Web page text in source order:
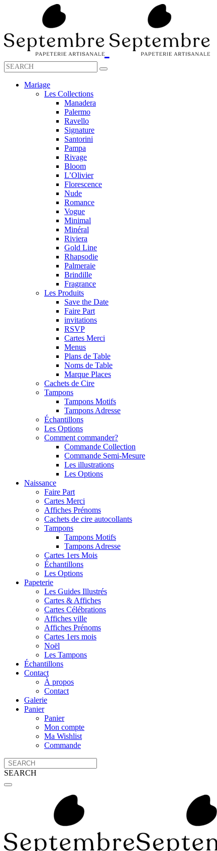
Mariage
Les Collections
Manadera
Palermo
Ravello
Signature
Santorini
Pampa
Rivage
Bloom
L’Olivier
Florescence
Nude
Romance
Vogue
Minimal
Minéral
Riviera
Gold Line
Rhapsodie
Palmeraie
Brindille
Fragrance
Les Produits
Save the Date
Faire Part
invitations
RSVP
Cartes Merci
Menus
Plans de Table
Noms de Table
Marque Places
Cachets de Cire
Tampons
Tampons Motifs
Tampons Adresse
Échantillons
Les Options
Comment commander?
Commande Collection
Commande Semi-Mesure
Les illustrations
Les Options
Naissance
Faire Part
Cartes Merci
Affiches Prénoms
Cachets de cire autocollants
Tampons
Tampons Motifs
Tampons Adresse
Cartes 1ers Mois
Échantillons
Les Options
Papeterie
Les Guides Illustrés
Cartes & Affiches
Cartes Célébrations
Affiches ville
Affiches Prénoms
Cartes 1ers mois
Noël
Les Tampons
Échantillons
Contact
À propos
Contact
Galerie
Panier
Panier
Mon compte
Ma Wishlist
Commande
SEARCH